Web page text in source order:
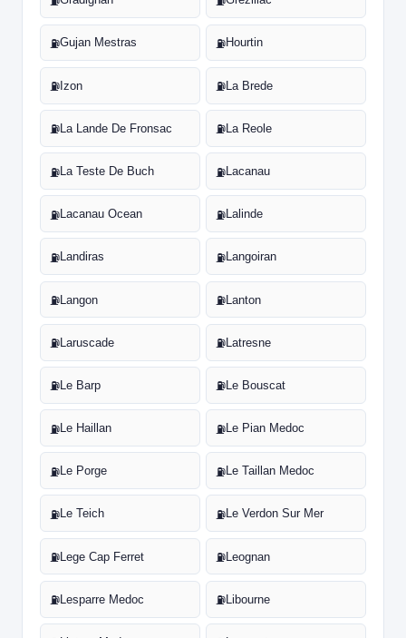
⛽Gujan Mestras ⛽Hourtin
⛽Izon ⛽La Brede
⛽La Lande De Fronsac ⛽La Reole
⛽La Teste De Buch ⛽Lacanau
⛽Lacanau Ocean ⛽Lalinde
⛽Landiras ⛽Langoiran
⛽Langon ⛽Lanton
⛽Laruscade ⛽Latresne
⛽Le Barp ⛽Le Bouscat
⛽Le Haillan ⛽Le Pian Medoc
⛽Le Porge ⛽Le Taillan Medoc
⛽Le Teich ⛽Le Verdon Sur Mer
⛽Lege Cap Ferret ⛽Leognan
⛽Lesparre Medoc ⛽Libourne